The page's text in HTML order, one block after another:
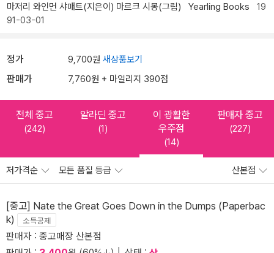
마저리 와인먼 샤매트(지은이) 마르크 시몽(그림) Yearling Books 19
91-03-01
정가 9,700원 새상품보기
판매가 7,760원 + 마일리지 390점
전체 중고
(242)
알라딘 중고
(1)
이 광활한
우주점
(14)
판매자 중고
(227)
저가격순 모든 품질 등급 산본점
[중고] Nate the Great Goes Down in the Dumps (Paperbac
k)
소득공제
판매자 : 중고매장 산본점